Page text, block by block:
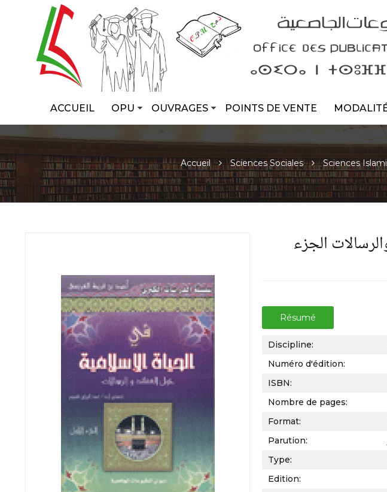
ACCUEIL OPU OUVRAGES POINTS DE VENTE
Accueil Sciences Sociales Sciences
الجزء
Résumé
Discipline:
Numéro d'édition:
ISBN:
Nombre de pages:
Format:
Parution:
Type:
Edition: